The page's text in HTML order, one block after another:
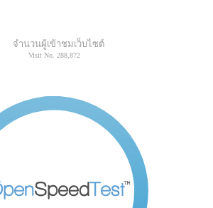
จำนวนผู้เข้าชมเว็บไซต์